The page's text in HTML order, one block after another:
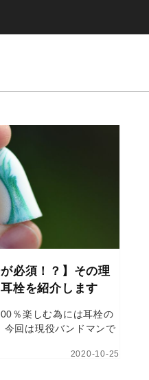
必須！？】その理
栓を紹介します
％楽しむ為には耳栓の
今回は現役バンドマンで
すめの耳栓についても紹
2020-10-25